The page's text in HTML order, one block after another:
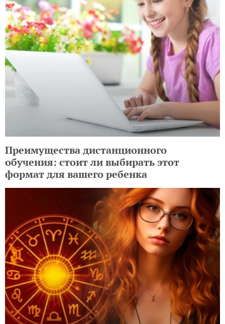
Преимущества дистанционного
обучения: стоит ли выбирать этот
формат для вашего ребенка